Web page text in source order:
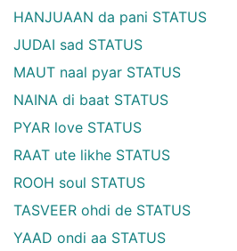
HANJUAAN da pani STATUS
JUDAI sad STATUS
MAUT naal pyar STATUS
NAINA di baat STATUS
PYAR love STATUS
RAAT ute likhe STATUS
ROOH soul STATUS
TASVEER ohdi de STATUS
YAAD ondi aa STATUS